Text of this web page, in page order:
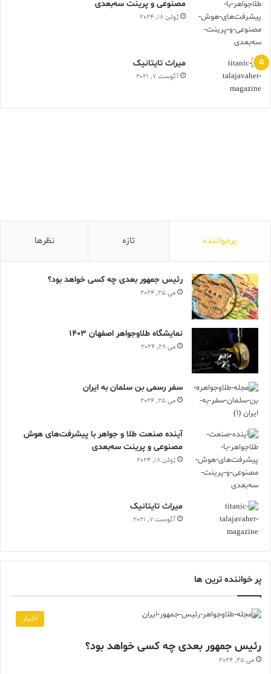
مصنوعی و پرینت سه‌بعدی
ژوئن 18, 2024
ميراث تايتانيک
آگوست 7, 2021
پرخواننده تازه نظرها
رئیس جمهور بعدی چه کسی خواهد بود؟
می 25, 2024
نمایشگاه طلاوجواهر اصفهان 1403
می 28, 2024
سفر رسمی بن سلمان به ایران
می 25, 2024
آینده صنعت طلا و جواهر با پیشرفت‌های هوش
مصنوعی و پرینت سه‌بعدی
ژوئن 18, 2024
ميراث تايتانيک
آگوست 7, 2021
پر خواننده ترین ها
اخبار
رئیس جمهور بعدی چه کسی خواهد بود؟
می 25, 2024